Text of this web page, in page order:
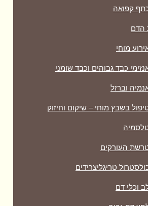
קפואה
הדם
מוחי
כבד גבוהים וכבד שומני
וברזל
בשבץ מוחי – שיקום וחיזוק
העורקים
טריגליצרידים
וכלי דם